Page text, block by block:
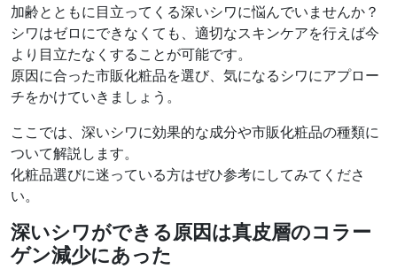
加齢とともに目立ってくる深いシワに悩んでいませんか？
シワはゼロにできなくても、適切なスキンケアを行えば今
より目立たなくすることが可能です。
原因に合った市販化粧品を選び、気になるシワにアプロー
チをかけていきましょう。
ここでは、深いシワに効果的な成分や市販化粧品の種類に
ついて解説します。
化粧品選びに迷っている方はぜひ参考にしてみてくださ
い。
深いシワができる原因は真皮層のコラー
ゲン減少にあった